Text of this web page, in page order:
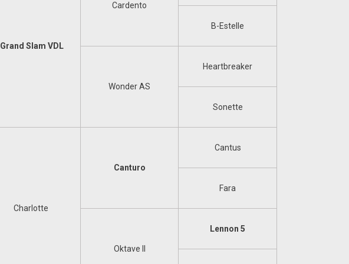
Grand Slam VDL
Cardento
B-Estelle
Wonder AS
Heartbreaker
Sonette
Charlotte
Canturo
Cantus
Fara
Oktave II
Lennon 5